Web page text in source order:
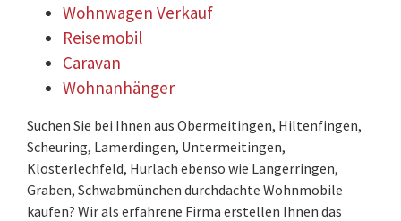
Wohnwagen Verkauf
Reisemobil
Caravan
Wohnanhänger
Suchen Sie bei Ihnen aus Obermeitingen, Hiltenfingen,
Scheuring, Lamerdingen, Untermeitingen,
Klosterlechfeld, Hurlach ebenso wie Langerringen,
Graben, Schwabmünchen durchdachte Wohnmobile
kaufen? Wir als erfahrene Firma erstellen Ihnen das